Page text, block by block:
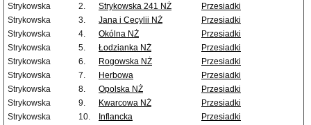
Strykowska
2. Strykowska 241 NŻ
Przesiadki
Strykowska
3. Jana i Cecylii NŻ
Przesiadki
Strykowska
4. Okólna NŻ
Przesiadki
Strykowska
5. Łodzianka NŻ
Przesiadki
Strykowska
6. Rogowska NŻ
Przesiadki
Strykowska
7. Herbowa
Przesiadki
Strykowska
8. Opolska NŻ
Przesiadki
Strykowska
9. Kwarcowa NŻ
Przesiadki
Strykowska
10. Inflancka Przesiadki